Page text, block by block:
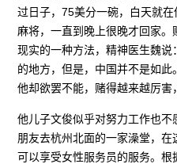
过日子，75美分一碗，白天就
麻将，一直到晚上很晚才回家
现实的一种方法，精神医生魏说
的地方，但是，中国并不是如此
他却欲罢不能，赌得越来越厉害
他儿子文俊似乎对努力工作也
朋友去杭州北面的一家澡堂，
可以享受女性服务员的服务。